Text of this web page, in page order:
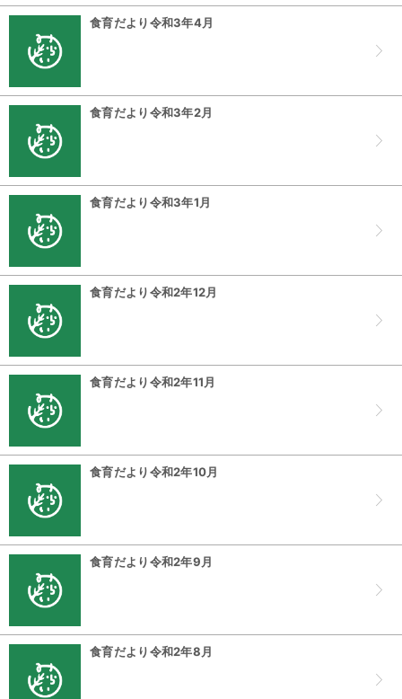
食育だより令和3年4月
食育だより令和3年2月
食育だより令和3年1月
食育だより令和2年12月
食育だより令和2年11月
食育だより令和2年10月
食育だより令和2年9月
食育だより令和2年8月